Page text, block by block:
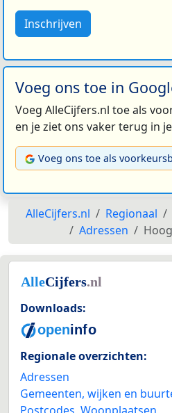
Inschrijven
Voeg ons toe in
Voeg AlleCijfers.nl toe als
en je ziet ons vaker terug in
Voeg ons toe als
AlleCijfers.nl Regionaal
Adressen
Downloads:
Regionale overzichten:
Adressen
Gemeenten, wijken en